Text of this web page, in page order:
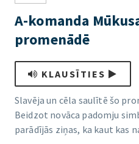
A-komanda
promenādē
KLAUSĪTIES
Slavēja un cēla saulītē šo
Beidzot novāca padomju
parādījās ziņas, ka kaut kas